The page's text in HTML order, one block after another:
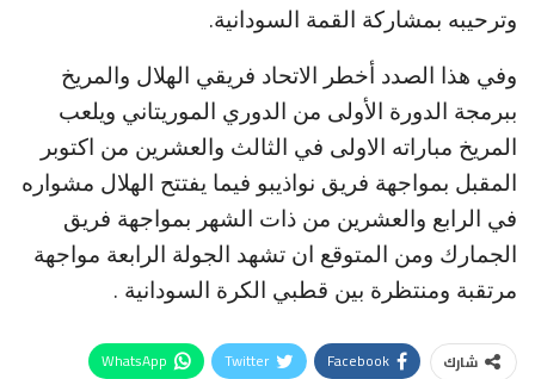
وترحيبه بمشاركة القمة السودانية.
وفي هذا الصدد أخطر الاتحاد فريقي الهلال والمريخ
ببرمجة الدورة الأولى من الدوري الموريتاني ويلعب
المريخ مباراته الاولى في الثالث والعشرين من اكتوبر
المقبل بمواجهة فريق نواذيبو فيما يفتتح الهلال مشواره
في الرابع والعشرين من ذات الشهر بمواجهة فريق
الجمارك ومن المتوقع ان تشهد الجولة الرابعة مواجهة
مرتقبة ومنتظرة بين قطبي الكرة السودانية .
شارك Facebook
Twitter
WhatsApp